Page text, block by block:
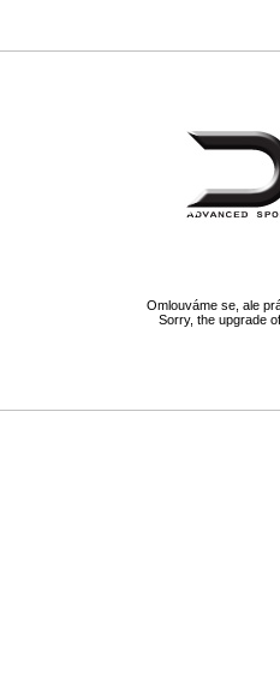
Omlouváme se, ale
Sorry, the upgrade